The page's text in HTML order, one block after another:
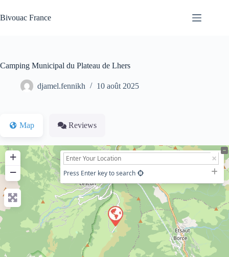
au
contenu
Bivouac France
Camping Municipal du Plateau de Lhers
djamel.fennikh 10 août 2025
Map Reviews
+
−
Press Enter key to search